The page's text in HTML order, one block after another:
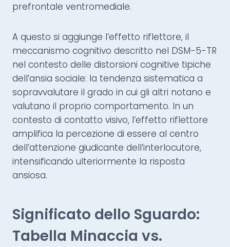
prefrontale ventromediale.
A questo si aggiunge l’effetto riflettore, il
meccanismo cognitivo descritto nel DSM-5-TR
nel contesto delle distorsioni cognitive tipiche
dell’ansia sociale: la tendenza sistematica a
sopravvalutare il grado in cui gli altri notano e
valutano il proprio comportamento. In un
contesto di contatto visivo, l’effetto riflettore
amplifica la percezione di essere al centro
dell’attenzione giudicante dell’interlocutore,
intensificando ulteriormente la risposta
ansiosa.
Significato dello Sguardo:
Tabella Minaccia vs.